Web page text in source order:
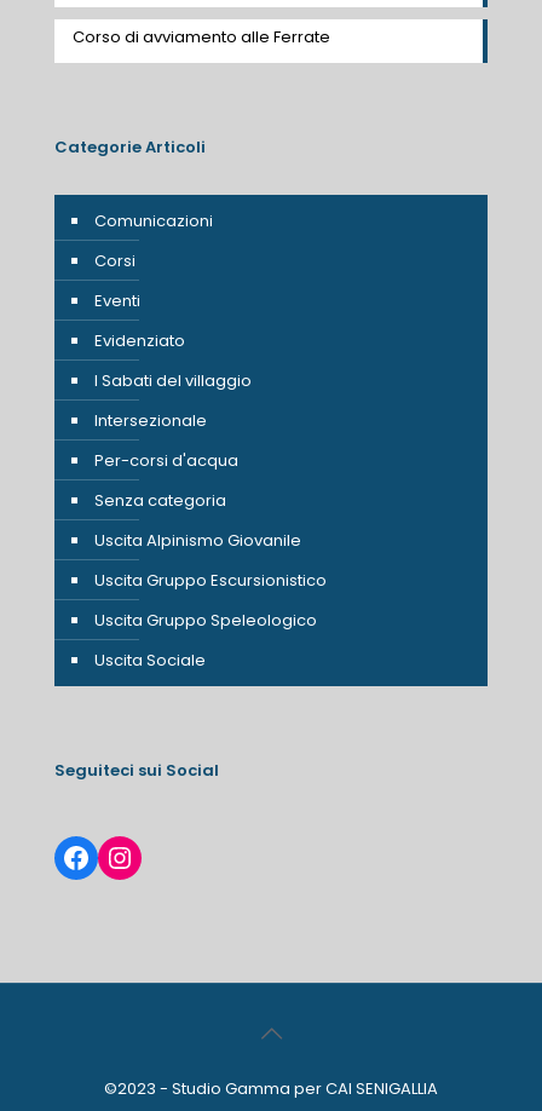
Corso di avviamento alle Ferrate
Categorie Articoli
Comunicazioni
Corsi
Eventi
Evidenziato
I Sabati del villaggio
Intersezionale
Per-corsi d'acqua
Senza categoria
Uscita Alpinismo Giovanile
Uscita Gruppo Escursionistico
Uscita Gruppo Speleologico
Uscita Sociale
Seguiteci sui Social
Facebook
Instagram
©2023 - Studio Gamma per CAI SENIGALLIA